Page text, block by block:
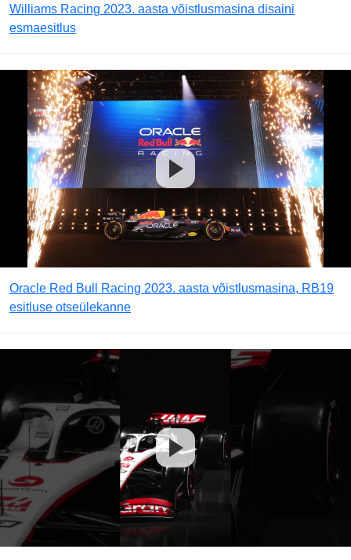
Williams Racing 2023. aasta võistlusmasina disaini
esmaesitlus
Oracle Red Bull Racing 2023. aasta võistlusmasina, RB19
esitluse otseülekanne